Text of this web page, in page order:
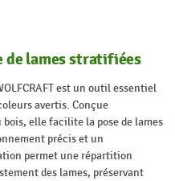
de lames stratifiées
est un outil essentiel
avertis. Conçue
elle facilite la pose de lames
précis et un
permet une répartition
des lames, préservant